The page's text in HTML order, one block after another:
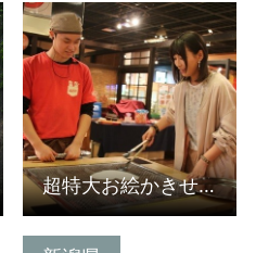
超特大お絵かきせんべ
い焼き体験 の詳細はこ
ちら
超特大お絵かきせんべい焼き体験